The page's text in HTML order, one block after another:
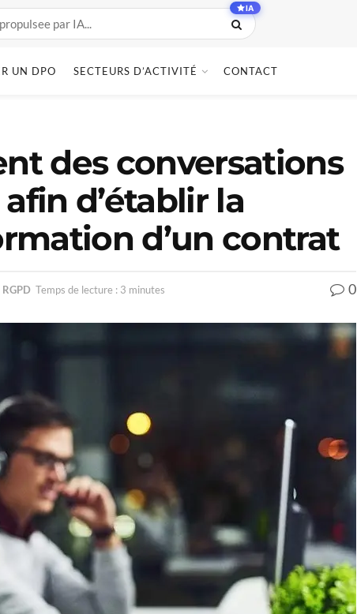
IA
UN DPO SECTEURS D’ACTIVITÉ CONTACT
des conversations
d’établir la
d’un contrat
RGPD Temps de lecture : 3 minutes 0